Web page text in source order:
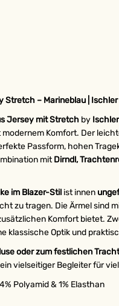
Stretch – Marineblau |
Jersey mit Stretch by
Komfort. Der
Passform, hohen
mitDirndl,
im Blazer-Stil ist innen
zu tragen. Die Ärmel sind
Komfort bietet.
klassische Optik und
oder zum festlichen
vielseitiger Begleiter für
Polyamid & 1% Elasthan